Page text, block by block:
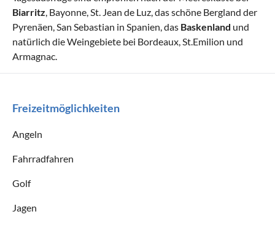
Biarritz , Bayonne, St. Jean de Luz, das schöne Bergland der
Pyrenäen, San Sebastian in Spanien, das Baskenland und
natürlich die Weingebiete bei Bordeaux, St.Emilion und
Armagnac.
Freizeitmöglichkeiten
Angeln
Fahrradfahren
Golf
Jagen